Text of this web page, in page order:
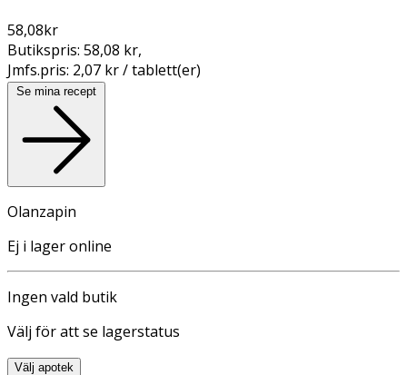
58,08kr
Butikspris: 58,08 kr,
Jmfs.pris: 2,07 kr / tablett(er)
Se mina recept
Olanzapin
Ej i lager online
Ingen vald butik
Välj för att se lagerstatus
Välj apotek